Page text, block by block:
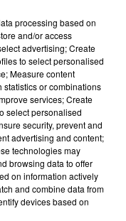
processing based on
and/or access
advertising; Create
to select personalised
Measure content
or combinations
services; Create
select personalised
security, prevent and
advertising and content;
technologies may
browsing data to offer
on information actively
and combine data from
devices based on